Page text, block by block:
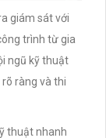
giám sát với
trình từ gia
ngũ kỹ thuật
ràng và thi
thuật nhanh